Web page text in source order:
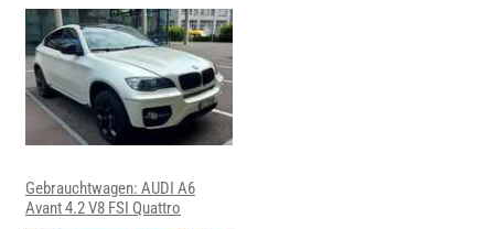
Gebrauchtwagen: AUDI A6
Avant 4.2 V8 FSI Quattro